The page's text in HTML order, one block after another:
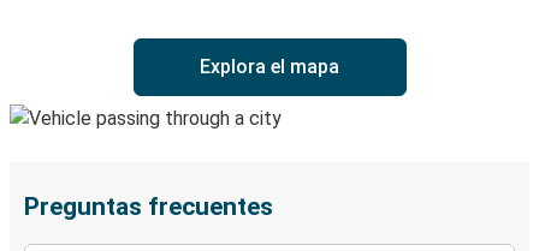
Explora el mapa
Preguntas frecuentes